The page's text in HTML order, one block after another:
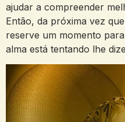
ajudar a compreender
Então, da próxima vez
reserve ​um momento
alma‍ está tentando lhe